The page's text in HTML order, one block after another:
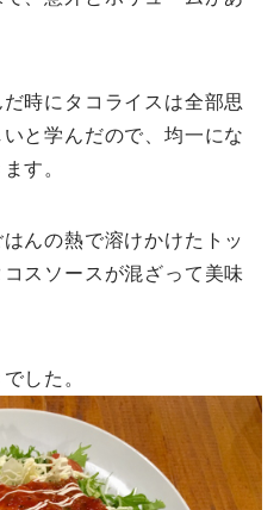
時にタコライスは全部思
と学んだので、均一にな
す。
んの熱で溶けかけたトッ
スソースが混ざって美味
した。